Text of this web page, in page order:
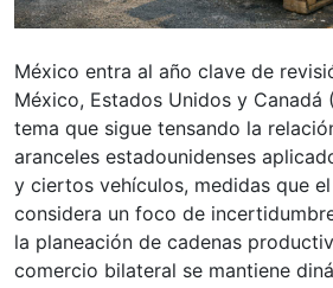
México entra al año clave de
México, Estados Unidos y Canadá
tema que sigue tensando la
aranceles estadounidenses
y ciertos vehículos, medidas que
considera un foco de
la planeación de cadenas
comercio bilateral se mantiene